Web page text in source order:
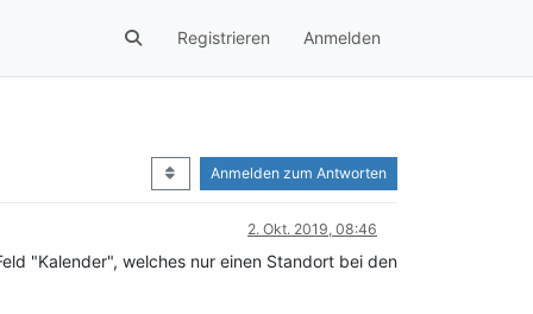
Registrieren Anmelden
Anmelden zum Antworten
2. Okt. 2019, 08:46
"Kalender", welches nur einen Standort bei den